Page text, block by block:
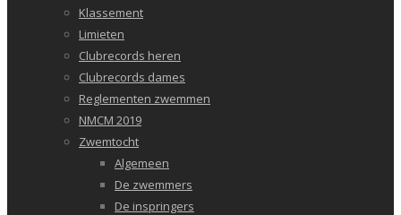
Klassement
Limieten
Clubrecords heren
Clubrecords dames
Reglementen zwemmen
NMCM 2019
Zwemtocht
Algemeen
De zwemmers
De inspringers